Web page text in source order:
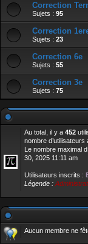
Correction
Sujets : 95
Correction
Sujets : 23
Correction 6e
Sujets : 55
Correction 3e
Sujets : 75
Au total, il y a 452
nombre
Le nombre maximal
30, 2025 11:11 am
Utilisateurs inscrits :
Légende :
Aucun membre ne